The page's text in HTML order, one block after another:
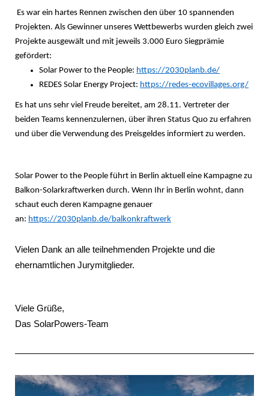
Es war ein hartes Rennen zwischen den über 10 spannenden
Projekten. Als Gewinner unseres Wettbewerbs wurden gleich zwei
Projekte ausgewält und mit jeweils 3.000 Euro Siegprämie
gefördert:
Solar Power to the People: https://2030planb.de/
REDES Solar Energy Project: https://redes-ecovillages.org/
Es hat uns sehr viel Freude bereitet, am 28.11. Vertreter der
beiden Teams kennenzulernen, über ihren Status Quo zu erfahren
und über die Verwendung des Preisgeldes informiert zu werden.
Solar Power to the People führt in Berlin aktuell eine Kampagne zu
Balkon-Solarkraftwerken durch. Wenn Ihr in Berlin wohnt, dann
schaut euch deren Kampagne genauer
an: https://2030planb.de/balkonkraftwerk
Vielen Dank an alle teilnehmenden Projekte und die
ehernamtlichen Jurymitglieder.
Viele Grüße,
Das SolarPowers-Team